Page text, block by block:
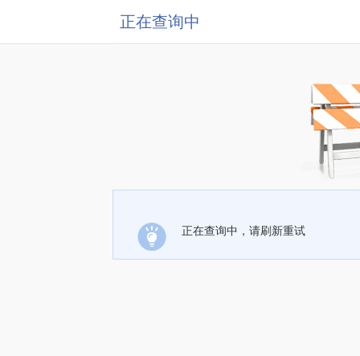
正在查询中
正在查询中，请刷新重试